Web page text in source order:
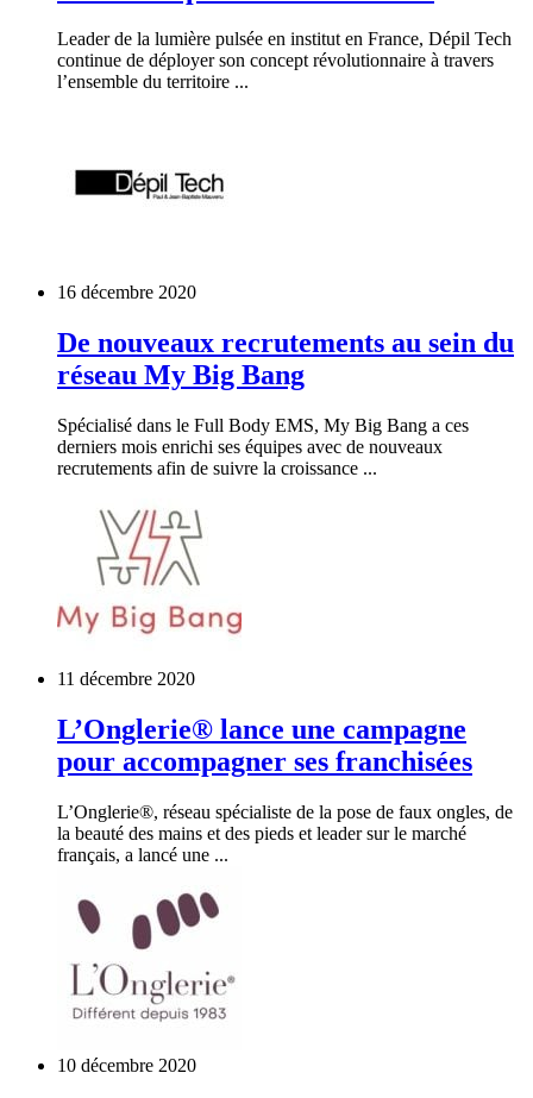
Leader de la lumière pulsée en institut en France, Dépil Tech
continue de déployer son concept révolutionnaire à travers
l’ensemble du territoire ...
16 décembre 2020
De nouveaux recrutements au sein du
réseau My Big Bang
Spécialisé dans le Full Body EMS, My Big Bang a ces
derniers mois enrichi ses équipes avec de nouveaux
recrutements afin de suivre la croissance ...
11 décembre 2020
L’Onglerie® lance une campagne
pour accompagner ses franchisées
L’Onglerie®, réseau spécialiste de la pose de faux ongles, de
la beauté des mains et des pieds et leader sur le marché
français, a lancé une ...
10 décembre 2020